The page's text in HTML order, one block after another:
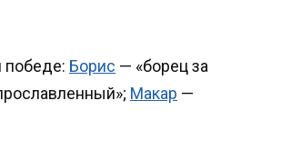
победе: Борис — «борец за
Макар —